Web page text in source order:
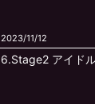
2023/11/12
6.Stage2 アイド